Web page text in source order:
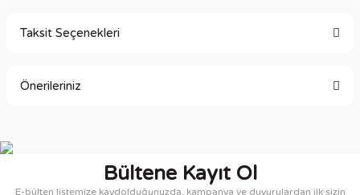
Taksit Seçenekleri
Önerileriniz
Görüş ve önerileriniz için teşekkür ederiz.
Bültene Kayıt Ol
E-bülten listemize kaydolduğunuzda, kampanya ve duyurulardan ilk sizin